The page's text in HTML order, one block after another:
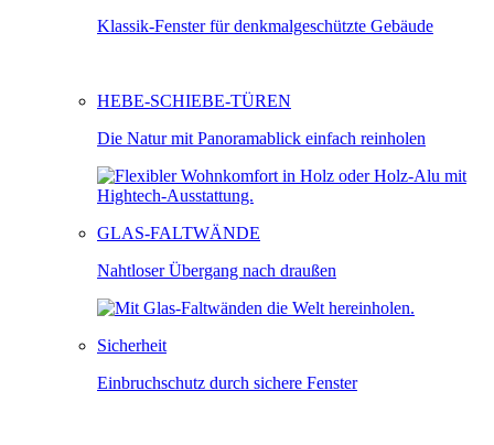
Klassik-Fenster für denkmalgeschützte Gebäude
HEBE-SCHIEBE-TÜREN
Die Natur mit Panoramablick einfach reinholen
GLAS-FALTWÄNDE
Nahtloser Übergang nach draußen
Sicherheit
Einbruchschutz durch sichere Fenster